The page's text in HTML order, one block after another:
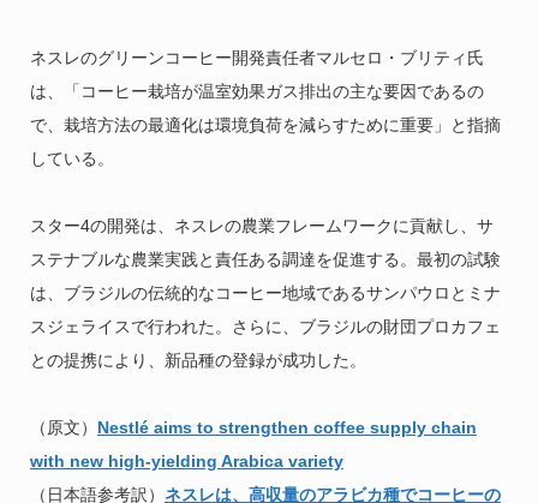
ネスレのグリーンコーヒー開発責任者マルセロ・ブリティ氏
は、「コーヒー栽培が温室効果ガス排出の主な要因であるの
で、栽培方法の最適化は環境負荷を減らすために重要」と指摘
している。
スター4の開発は、ネスレの農業フレームワークに貢献し、サ
ステナブルな農業実践と責任ある調達を促進する。最初の試験
は、ブラジルの伝統的なコーヒー地域であるサンパウロとミナ
スジェライスで行われた。さらに、ブラジルの財団プロカフェ
との提携により、新品種の登録が成功した。
（原文） Nestlé aims to strengthen coffee supply chain
with new high-yielding Arabica variety
（日本語参考訳） ネスレは、高収量のアラビカ種でコーヒーの